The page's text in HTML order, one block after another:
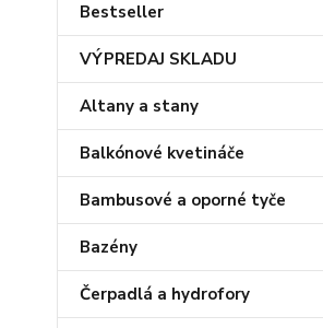
Bestseller
VÝPREDAJ SKLADU
Altany a stany
Balkónové kvetináče
Bambusové a oporné tyče
Bazény
Čerpadlá a hydrofory